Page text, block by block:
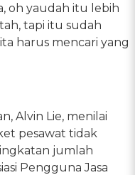
oh yaudah itu lebih
tapi itu sudah
harus mencari yang
Alvin Lie, menilai
pesawat tidak
jumlah
Pengguna Jasa